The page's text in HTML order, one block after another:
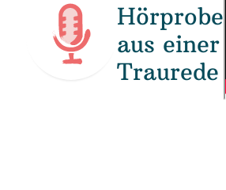
Hörprobe
aus einer
Traurede